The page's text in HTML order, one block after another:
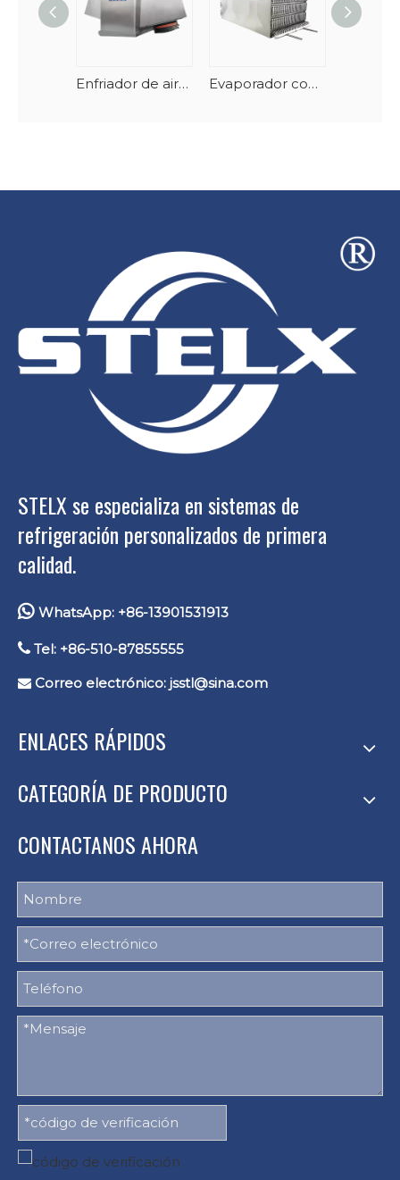
Enfriador de aire cúbico Highstore multifunción de flujo de aire vertical de carcasa 304 de alta calidad Evaporador congelador en espiral apilable de acero inoxidable y AlMg
STELX se especializa en sistemas de
refrigeración personalizados de primera
calidad.
 WhatsApp: +86-13901531913
 Tel: +86-510-87855555
 Correo electrónico: jsstl@sina.com
ENLACES RÁPIDOS
CATEGORÍA DE PRODUCTO
CONTACTANOS AHORA